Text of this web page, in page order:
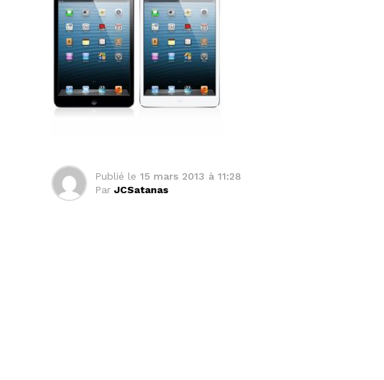
Publié le 15 mars 2013 à 11:28
Par JCSatanas